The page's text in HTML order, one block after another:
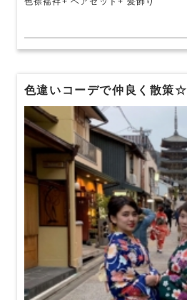
色違いコーデで仲良く散策☆